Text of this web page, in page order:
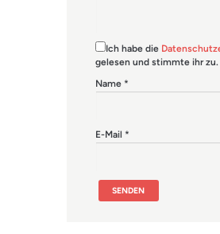
Ich habe die
gelesen und stimmte ihr zu.
Name *
E-Mail *